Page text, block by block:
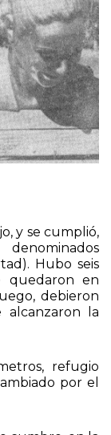
y se cumplió,
Hubo seis
quedaron en
debieron
la
refugio
por el